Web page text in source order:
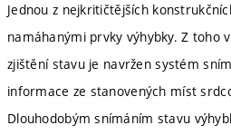
Jednou z nejkritičtějších
namáhanými prvky výhybky. Z toho
zjištění stavu je navržen systém
informace ze stanovených míst
Dlouhodobým snímáním stavu